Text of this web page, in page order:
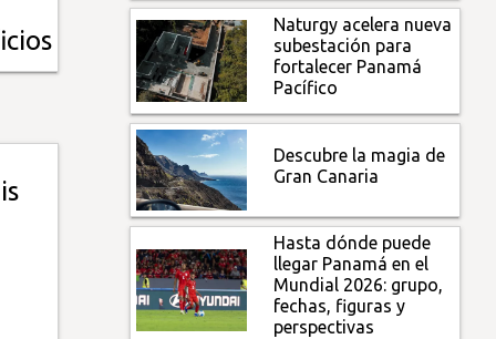
Naturgy acelera nueva
subestación para
fortalecer Panamá
Pacífico
Descubre la magia de
Gran Canaria
Hasta dónde puede
llegar Panamá en el
Mundial 2026: grupo,
fechas, figuras y
perspectivas